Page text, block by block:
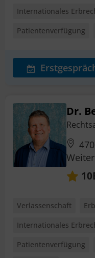
Internationales
Patientenverfügung
Dr.
10
Verlassenschaft
Internationales
Patientenverfügung